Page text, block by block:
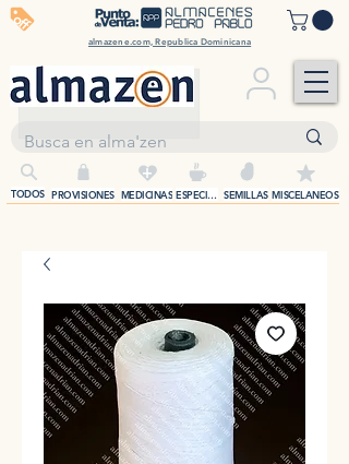
almazene.com, Republica Dominicana
off
+
PROVISIONES MEDICINAS SEMILLAS
ESPECIAS MISCELANEOS
TODOS